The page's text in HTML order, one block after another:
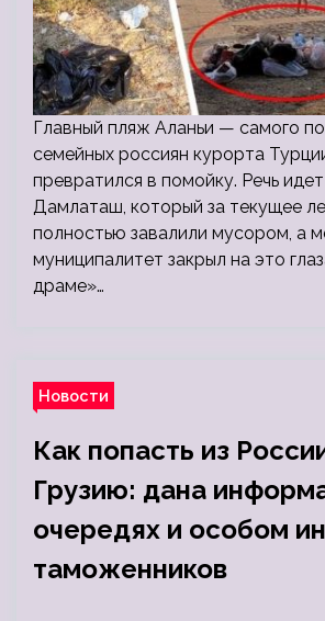
Главный пляж Аланьи — самого
семейных россиян курорта
превратился в помойку. Речь
Дамлаташ, который за текущее
полностью завалили мусором, а
муниципалитет закрыл на это
драме»…
Новости
Как попасть из
Грузию: дана
очередях и особом
таможенников